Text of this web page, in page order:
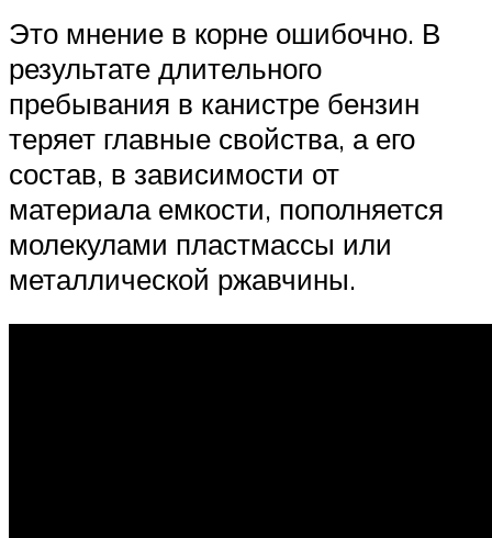
Это мнение в корне ошибочно. В
результате длительного
пребывания в канистре бензин
теряет главные свойства, а его
состав, в зависимости от
материала емкости, пополняется
молекулами пластмассы или
металлической ржавчины.